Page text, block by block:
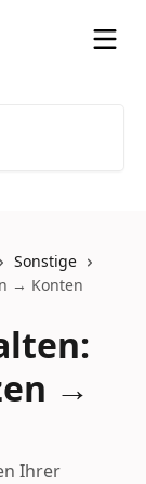
Sonstige
→ Konten
→
Ihrer